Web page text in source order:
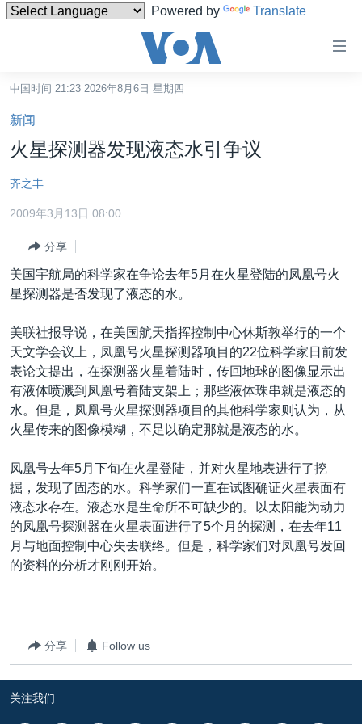
Powered by Translate
碍
链
接
跳
转
内
转
到
航
跳
转
到
检
索
台湾
港澳
国际
最新国际新闻
中东
欧洲
非洲
美洲
分类新闻
人权·法律·宗教
科教·文娱·体健
军事
劳工
热点专题
白宫要闻
国会报道
美中关系
埃博拉疫情
美国之音专访
重要讲话与声明
台海两岸关系
VOA视频
VOA今日焦点
中文广播
关注我们
中国时间 21:23 2026年8月6日 星期四
新闻
火星探测器发现液态水引争议
齐之丰
2009年3月13日 08:00
分享
美国宇航局的科学家在争论去年5月在火星登陆的凤凰号火
星探测器是否发现了液态的水。
美联社报导说，在美国航天指挥控制中心休斯敦举行的一个
天文学会议上，凤凰号火星探测器项目的22位科学家日前发
表论文提出，在探测器火星着陆时，传回地球的图像显示出
有液体喷溅到凤凰号着陆支架上；那些液体珠串就是液态的
水。但是，凤凰号火星探测器项目的其他科学家则认为，从
火星传来的图像模糊，不足以确定那就是液态的水。
凤凰号去年5月下旬在火星登陆，并对火星地表进行了挖
掘，发现了固态的水。科学家们一直在试图确证火星表面有
液态水存在。液态水是生命所不可缺少的。以太阳能为动力
的凤凰号探测器在火星表面进行了5个月的探测，在去年11
月与地面控制中心失去联络。但是，科学家们对凤凰号发回
的资料的分析才刚刚开始。
分享 Follow us
关注我们